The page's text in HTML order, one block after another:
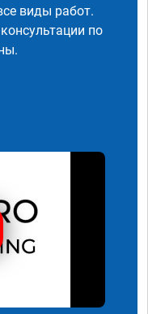
виды работ.
по